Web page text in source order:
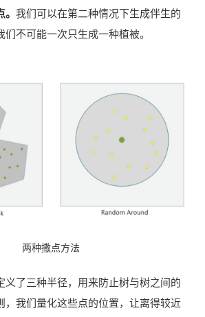
我们可以在第二种情况下生成伴生的
不可能一次只生成一种植被。
两种撒点方法
义了三种半径，用来防止树与树之间的
，我们量化这些点的位置，让离得较近